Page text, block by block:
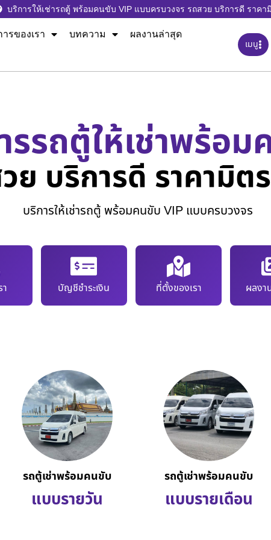
บริการให้เช่ารถตู้ พร้อมคนขับ VIP แบบครบวงจร รถสวย บริการดี ราคา
รของเรา บทความ
ผลงานล่าสุด
เมนู
รรถตู้ให้เช่าพร้อ
ย บริการดี ราคามิต
บริการให้เช่ารถตู้ พร้อมคนขับ VIP แบบครบวงจร
บัญชีชำระเงิน ที่ตั้งของเรา ผลงา
รถตู้เช่าพร้อมคนขับ
แบบรายวัน
รถตู้เช่าพร้อมคนขับ
แบบรายเดือน